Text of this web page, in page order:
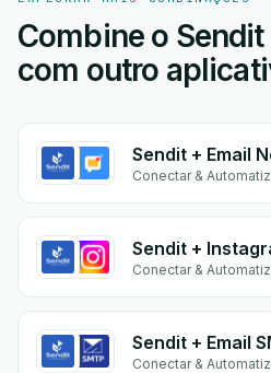
Combine o Sendit
com outro
Conectar &
Sendit +
Conectar &
Sendit + Email
Conectar &